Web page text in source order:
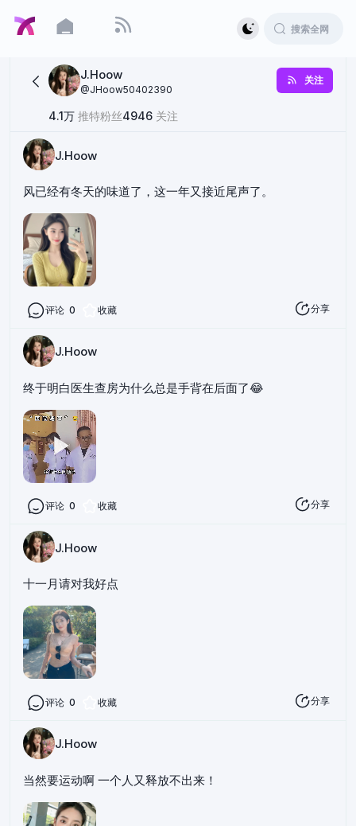
J.Hoow
@JHoow50402390
关注
4.1万 推特粉丝4946 关注
J.Hoow
风已经有冬天的味道了，这一年又接近尾声了。
评论 0 收藏 分享
J.Hoow
终于明白医生查房为什么总是手背在后面了😂
评论 0 收藏 分享
J.Hoow
十一月请对我好点
评论 0 收藏 分享
J.Hoow
当然要运动啊 一个人又释放不出来！